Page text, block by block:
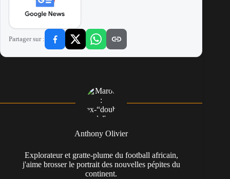
Partager sur :
Anthony Olivier
Explorateur et gratte-plume du football africain,
j'aime brosser le portrait des nouvelles pépites du
continent.